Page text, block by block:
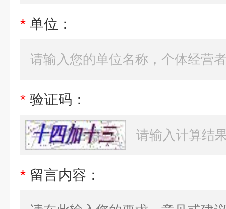
* 单位：
* 验证码：
* 留言内容：